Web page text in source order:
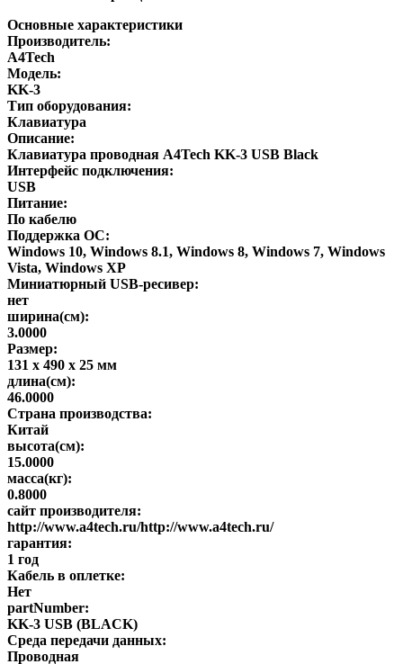
Основные характеристики
Производитель:
A4Tech
Модель:
KK-3
Тип оборудования:
Клавиатура
Описание:
Клавиатура проводная A4Tech KK-3 USB Black
Интерфейс подключения:
USB
Питание:
По кабелю
Поддержка ОС:
Windows 10, Windows 8.1, Windows 8, Windows 7, Windows
Vista, Windows XP
Миниатюрный USB-ресивер:
нет
ширина(см):
3.0000
Размер:
131 х 490 х 25 мм
длина(см):
46.0000
Страна производства:
Китай
высота(см):
15.0000
масса(кг):
0.8000
сайт производителя:
http://www.a4tech.ru/http://www.a4tech.ru/
гарантия:
1 год
Кабель в оплетке:
Нет
partNumber:
KK-3 USB (BLACK)
Среда передачи данных:
Проводная